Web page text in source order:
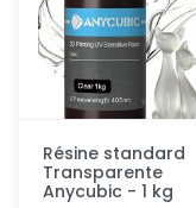
Résine standard
Transparente
Anycubic - 1 kg